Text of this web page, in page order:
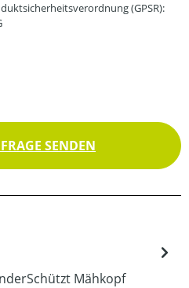
(GPSR):
SENDEN
Mähkopf